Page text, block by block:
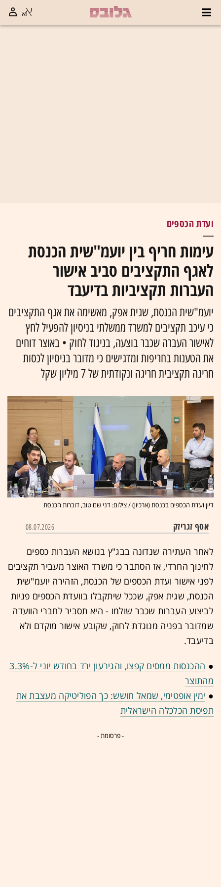
ועדת הכספים
עימות חריף בין יועמ"שית הכנסת
לאגף התקציבים סביב אישור
העברות תקציביות בדיעבד
יועמ"שית הכנסת, שגית אפק, מאשימה את אגף התקציבים
כי עיכב תקציבים למשרד ממשלתי בניסיון להפעיל לחץ
לאישור העברה שכבר בוצעה, בניגוד לחוק • באוצר דוחים
את הטענות בחריפות ומדגישים כי מדובר בניסיון לכסות
חריגה תקציבית חריגה ונקודתית של 7 מיליון שקל
דיון ועדת הכספים בכנסת (ארכיון) / צילום: דני שם טוב, דוברות הכנסת
אסף זגריזק 08.07.2026
לאחר העתירה שנדונה בבג"ץ בנושא העברות כספים
לחינוך החרדי, אז הסתבר כי משרד האוצר מעביר תקציבים
לפני אישור ועדת הכספים של הכנסת, הזהירה יועמ"שית
הכנסת, שגית אפק, שככל שיתקבלו בוועדת הכספים פניות
לביצוע העברות שכבר שולמו - היא תסביר לחברי הוועדה
שמדובר בפניה מנוגדת לחוק, שקובע אישור מוקדם ולא
בדיעבד.
●
ההכנסות ממסים קפצו, והגירעון ירד בחודש יוני ל-3.3%
מהתוצר
● ימין אופטימי, שמאל חושש: כך הפוליטיקה מעצבת את
תפיסת הכלכלה הישראלית
- פרסומת -